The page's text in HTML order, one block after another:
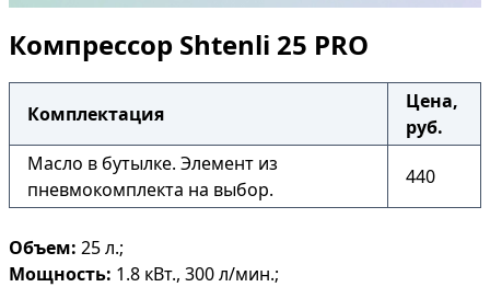
Компрессор Shtenli 25 PRO
Комплектация
Цена,
руб.
Масло в бутылке. Элемент из
пневмокомплекта на выбор.
440
Объем: 25 л.;
Мощность: 1.8 кВт., 300 л/мин.;